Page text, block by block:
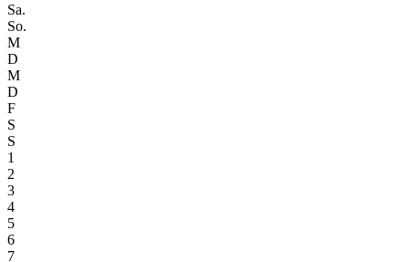
Sa.
So.
M
D
M
D
F
S
S
1
2
3
4
5
6
7